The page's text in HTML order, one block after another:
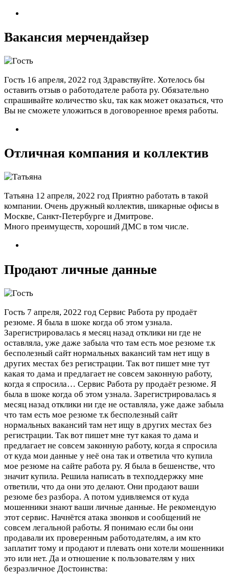
Вакансия мерчендайзер
Гость 16 апреля, 2022 год Здравствуйте. Хотелось бы
оставить отзыв о работодателе работа ру. Обязательно
спрашивайте количество sku, так как может оказаться, что
Вы не сможете уложиться в договоренное время работы.
Отличная компания и коллектив
Татьяна 12 апреля, 2022 год Приятно работать в такой
компании. Очень дружный коллектив, шикарные офисы в
Москве, Санкт-Петербурге и Дмитрове.
Много преимуществ, хороший ДМС в том числе.
Продают личные данные
Гость 7 апреля, 2022 год Сервис Работа ру продаёт
резюме. Я была в шоке когда об этом узнала.
Зарегистрировалась я месяц назад отклики ни где не
оставляла, уже даже забыла что там есть мое резюме т.к
бесполезный сайт нормальных вакансий там нет ищу в
других местах без регистрации. Так вот пишет мне тут
какая то дама и предлагает не совсем законную работу,
когда я спросила… Сервис Работа ру продаёт резюме. Я
была в шоке когда об этом узнала. Зарегистрировалась я
месяц назад отклики ни где не оставляла, уже даже забыла
что там есть мое резюме т.к бесполезный сайт
нормальных вакансий там нет ищу в других местах без
регистрации. Так вот пишет мне тут какая то дама и
предлагает не совсем законную работу, когда я спросила
от куда мои данные у неё она так и ответила что купила
мое резюме на сайте работа ру. Я была в бешенстве, что
значит купила. Решила написать в техподдержку мне
ответили, что да они это делают. Они продают ваши
резюме без разбора. А потом удивляемся от куда
мошенники знают ваши личные данные. Не рекомендую
этот сервис. Начнётся атака звонков и сообщений не
совсем легальной работы. Я понимаю если бы они
продавали их проверенным работодателям, а им кто
заплатит тому и продают и плевать они хотели мошенники
это или нет. Да и отношение к пользователям у них
безразличное Достоинства: